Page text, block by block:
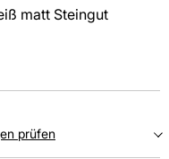
matt Steingut
prüfen